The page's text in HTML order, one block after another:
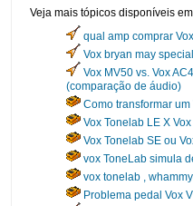
Veja mais tópicos disponíveis
qual amp comprar
Vox bryan may
Vox MV50 vs. Vox
(comparação de áudio)
Como transformar um
Vox Tonelab LE X
Vox Tonelab SE ou
vox ToneLab simula
vox tonelab ,
Problema pedal Vox